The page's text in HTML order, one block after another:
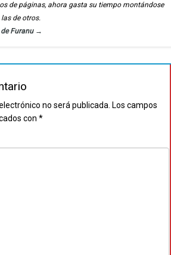
de páginas, ahora gasta su tiempo montándose
de otros.
Furanu →
no será publicada. Los campos
con *